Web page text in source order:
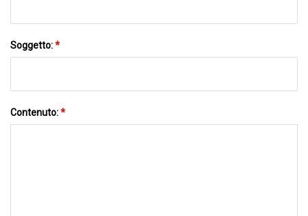
Soggetto:*
Contenuto:*